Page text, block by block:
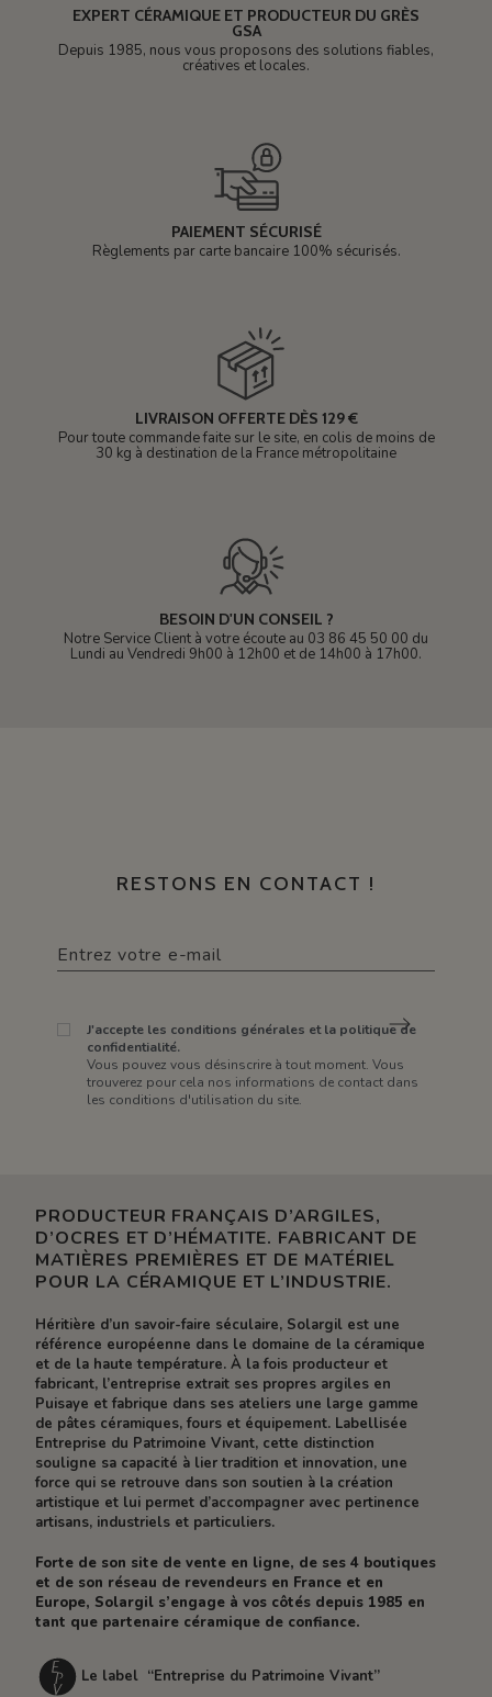
EXPERT CÉRAMIQUE ET PRODUCTEUR DU GRÈS
GSA
Depuis 1985, nous vous proposons des solutions fiables,
créatives et locales.
PAIEMENT SÉCURISÉ
Règlements par carte bancaire 100% sécurisés.
LIVRAISON OFFERTE DÈS 129 €
Pour toute commande faite sur le site, en colis de moins de
30 kg à destination de la France métropolitaine
BESOIN D'UN CONSEIL ?
Notre Service Client à votre écoute au 03 86 45 50 00 du
Lundi au Vendredi 9h00 à 12h00 et de 14h00 à 17h00.
RESTONS EN CONTACT !
J'accepte les conditions générales et la politique de
confidentialité.
Vous pouvez vous désinscrire à tout moment. Vous
trouverez pour cela nos informations de contact dans
les conditions d'utilisation du site.
PRODUCTEUR FRANÇAIS D’ARGILES,
D’OCRES ET D’HÉMATITE. FABRICANT DE
MATIÈRES PREMIÈRES ET DE MATÉRIEL
POUR LA CÉRAMIQUE ET L’INDUSTRIE.
Héritière d’un savoir-faire séculaire, Solargil est une
référence européenne dans le domaine de la céramique
et de la haute température. À la fois producteur et
fabricant, l’entreprise extrait ses propres argiles en
Puisaye et fabrique dans ses ateliers une large gamme
de pâtes céramiques, fours et équipement. Labellisée
Entreprise du Patrimoine Vivant, cette distinction
souligne sa capacité à lier tradition et innovation, une
force qui se retrouve dans son soutien à la création
artistique et lui permet d’accompagner avec pertinence
artisans, industriels et particuliers.
Forte de son site de vente en ligne, de ses 4 boutiques
et de son réseau de revendeurs en France et en
Europe, Solargil s’engage à vos côtés depuis 1985 en
tant que partenaire céramique de confiance.
Le label “Entreprise du Patrimoine Vivant”